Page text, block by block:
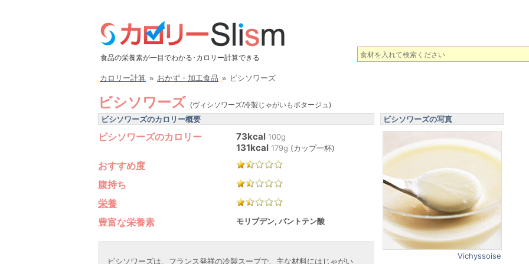
食品の栄養素が一目でわかる･カロリー計算できる
カロリー計算 » おかず・加工食品 » ビシソワーズ
ビシソワーズ (ヴィシソワーズ/冷製じゃがいもポタージュ)
ビシソワーズのカロリー概要
ビシソワーズのカロリー 73kcal 100g
131kcal 179g (カップ一杯)
おすすめ度
腹持ち
栄養
豊富な栄養素
モリブデン, パントテン酸
ビシソワーズは、フランス発祥の冷製スープで、主な材料にはじゃがい
ビシソワーズの写真
Vichyssoise